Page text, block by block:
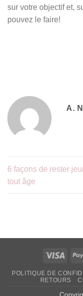
sur votre objectif et,
pouvez le faire!
A.
6 façons de rester
tout âge
Visa
POLITIQUE DE
RETOURS